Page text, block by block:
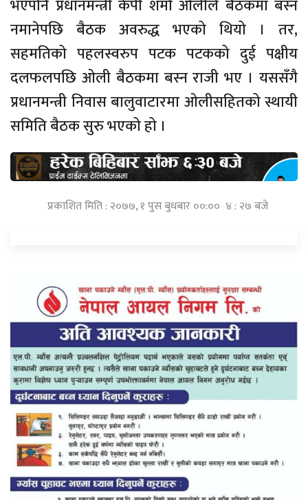
भएपनि प्रधानमन्त्री केपी शर्मा ओलीले बैठकमा बस्न
नमानेपछि बैठक अवरुद्ध भएको थियो । तर,
सहमतिको पहलस्वरुप पटक पटकको दुई पक्षीय
दलफलपछि ओली बैठकमा बस्न राजी भए । यससँगै
प्रधानमन्त्री निवास बालुवाटारमा ओलीसहितको स्थायी
समिति बैठक सुरु भएको हो ।
प्रकाशित मिति : २०७७, १ पुस बुधबार ००:०० ४ : २७ बजे